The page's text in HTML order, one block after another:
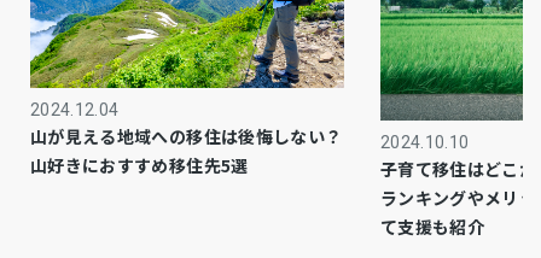
都市計画 市街化区域
用途地域 1種住居
設備・条件 －
※図面と現況が異なる場合は現況優先とさせてい
2024.12.04
山が見える地域への移住は後悔しない？
山好きにおすすめ移住先5選
2024.10.10
子育て移住はどこ
ランキングやメリ
て支援も紹介